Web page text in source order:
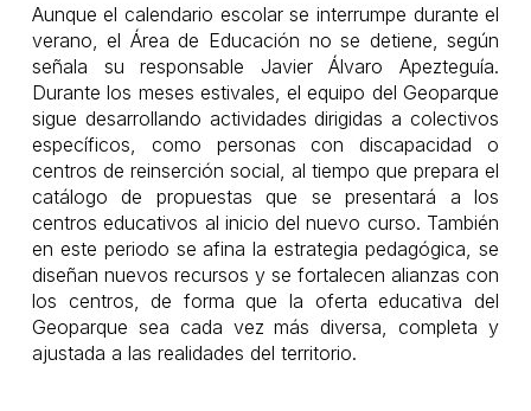
Aunque el calendario escolar se interrumpe durante el
verano, el Área de Educación no se detiene, según
señala su responsable Javier Álvaro Apezteguía.
Durante los meses estivales, el equipo del Geoparque
sigue desarrollando actividades dirigidas a colectivos
específicos, como personas con discapacidad o
centros de reinserción social, al tiempo que prepara el
catálogo de propuestas que se presentará a los
centros educativos al inicio del nuevo curso. También
en este periodo se afina la estrategia pedagógica, se
diseñan nuevos recursos y se fortalecen alianzas con
los centros, de forma que la oferta educativa del
Geoparque sea cada vez más diversa, completa y
ajustada a las realidades del territorio.